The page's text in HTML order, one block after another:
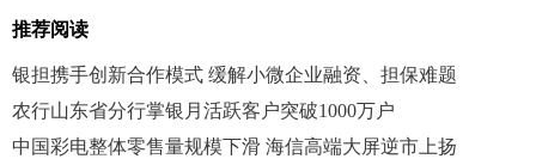
推荐阅读
银担携手创新合作模式 缓解小微企业融资、担保难题
农行山东省分行掌银月活跃客户突破1000万户
中国彩电整体零售量规模下滑 海信高端大屏逆市上扬